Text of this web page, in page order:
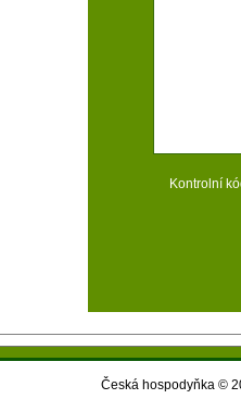
Kontrolní
Česká hospodyňka ©